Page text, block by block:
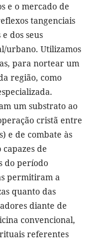
e o mercado de
tangenciais
dos seus
urbano. Utilizamos
para nortear um
região, como
um substrato ao
cristã entre
e de combate às
de
do período
permitiram a
quanto das
diante de
convencional,
referentes